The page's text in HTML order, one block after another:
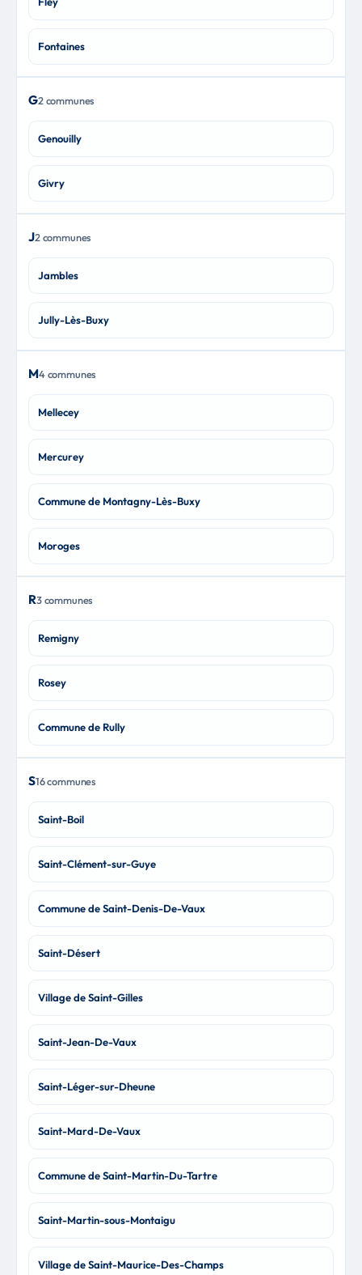
Fontaines
G2 communes
Genouilly
Givry
J2 communes
Jambles
Jully-Lès-Buxy
M4 communes
Mellecey
Mercurey
Commune de Montagny-Lès-Buxy
Moroges
R3 communes
Remigny
Rosey
Commune de Rully
S16 communes
Saint-Boil
Saint-Clément-sur-Guye
Commune de Saint-Denis-De-Vaux
Saint-Désert
Village de Saint-Gilles
Saint-Jean-De-Vaux
Saint-Léger-sur-Dheune
Saint-Mard-De-Vaux
Commune de Saint-Martin-Du-Tartre
Saint-Martin-sous-Montaigu
Village de Saint-Maurice-Des-Champs